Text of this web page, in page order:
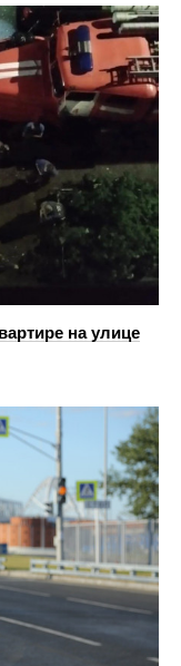
на улице